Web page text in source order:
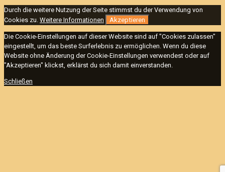
Durch die weitere Nutzung der Seite stimmst du der Verwendung von
Cookies zu. Weitere Informationen Akzeptieren
Die Cookie-Einstellungen auf dieser Website sind auf "Cookies zulassen"
eingestellt, um das beste Surferlebnis zu ermöglichen. Wenn du diese
Website ohne Änderung der Cookie-Einstellungen verwendest oder auf
"Akzeptieren" klickst, erklärst du sich damit einverstanden.
Schließen